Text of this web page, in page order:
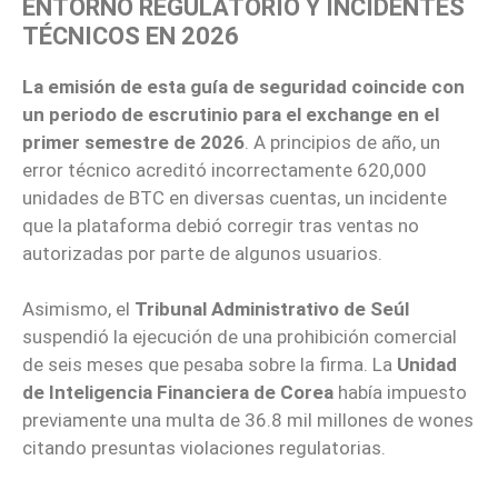
ENTORNO REGULATORIO Y INCIDENTES
TÉCNICOS EN 2026
La emisión de esta guía de seguridad coincide con
un periodo de escrutinio para el exchange en el
primer semestre de 2026 . A principios de año, un
error técnico acreditó incorrectamente 620,000
unidades de BTC en diversas cuentas, un incidente
que la plataforma debió corregir tras ventas no
autorizadas por parte de algunos usuarios.
Asimismo, el Tribunal Administrativo de Seúl
suspendió la ejecución de una prohibición comercial
de seis meses que pesaba sobre la firma. La Unidad
de Inteligencia Financiera de Corea había impuesto
previamente una multa de 36.8 mil millones de wones
citando presuntas violaciones regulatorias.